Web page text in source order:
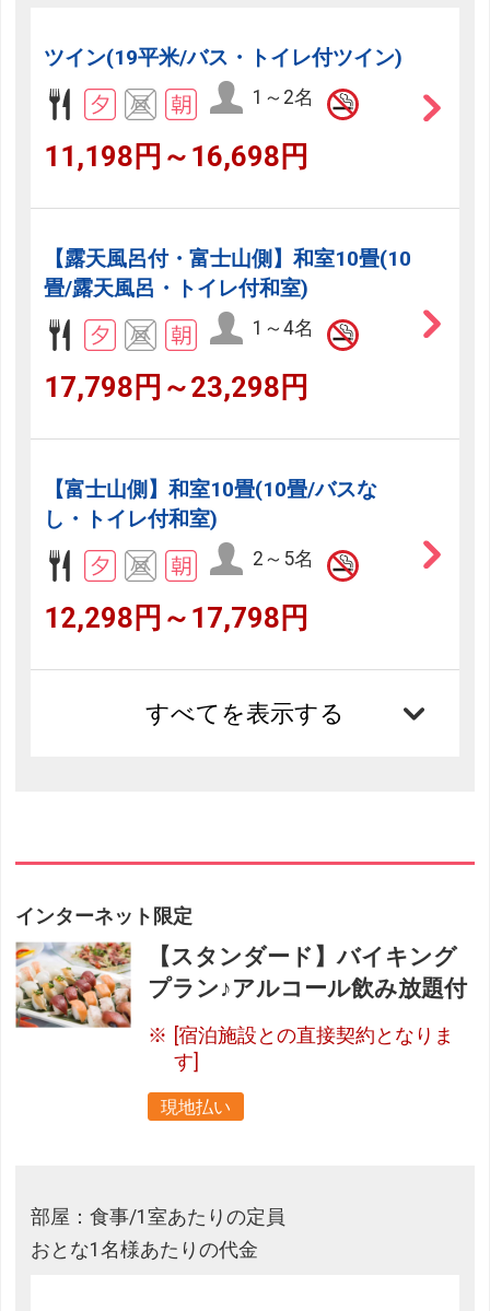
ツイン(19平米/バス・トイレ付ツイン)
1～2名
11,198円～16,698円
【露天風呂付・富士山側】和室10畳(10
畳/露天風呂・トイレ付和室)
1～4名
17,798円～23,298円
【富士山側】和室10畳(10畳/バスな
し・トイレ付和室)
2～5名
12,298円～17,798円
すべてを表示する
インターネット限定
【スタンダード】バイキング
プラン♪アルコール飲み放題付
[宿泊施設との直接契約となりま
す]
現地払い
部屋：食事/1室あたりの定員
おとな1名様あたりの代金